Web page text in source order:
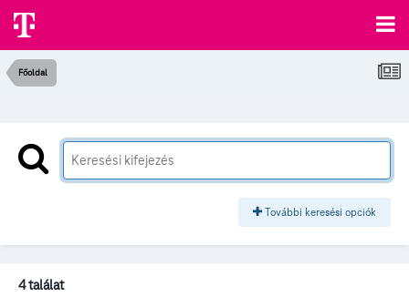
Főoldal
További keresési opciók
4 találat